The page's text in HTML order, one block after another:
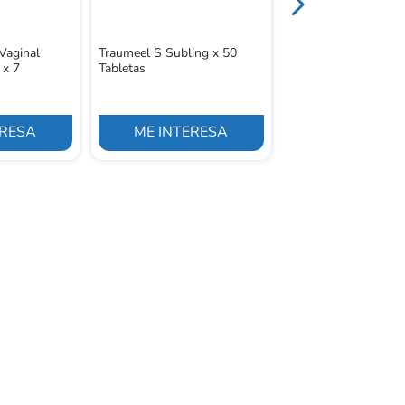
7
Traumeel S Subling x 50
Tabletas
ME INTERESA